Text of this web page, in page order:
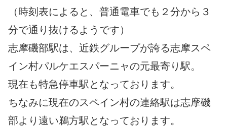
（時刻表によると、普通電車でも２分から３
分で通り抜けるようです）
志摩磯部駅は、近鉄グループが誇る志摩スペ
イン村パルケエスパーニャの元最寄り駅。
現在も特急停車駅となっております。
ちなみに現在のスペイン村の連絡駅は志摩磯
部より遠い鵜方駅となっております。